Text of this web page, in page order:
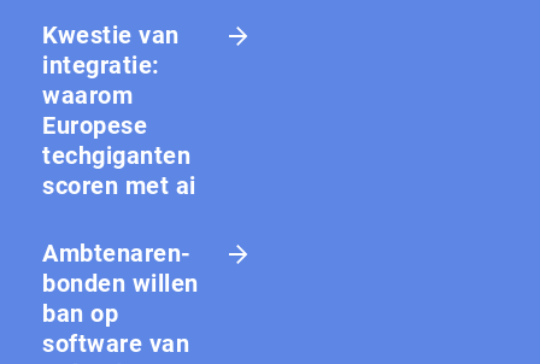
Kwestie van
integratie:
waarom
Europese
techgiganten
scoren met ai
Amb­te­na­ren­
bon­den willen
ban op
software van